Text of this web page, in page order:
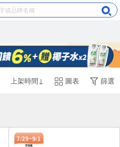
上架時間↓ 圖表 篩選